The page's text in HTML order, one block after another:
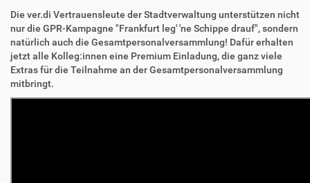
Die ver.di Vertrauensleute der Stadtverwaltung unterstützen nicht
nur die GPR-Kampagne "Frankfurt leg' 'ne Schippe drauf", sondern
natürlich auch die Gesamtpersonalversammlung! Dafür erhalten
jetzt alle Kolleg:innen eine Premium Einladung, die ganz viele
Extras für die Teilnahme an der Gesamtpersonalversammlung
mitbringt.